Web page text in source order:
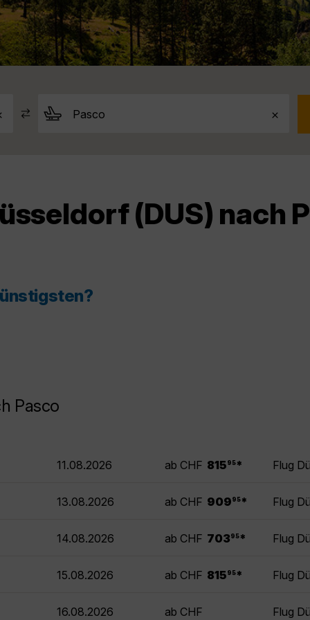
(DUS) nach
Pasco
11.08.2026 ab CHF 815 95 * Flug
13.08.2026 ab CHF 909 95 * Flug
14.08.2026 ab CHF 703 95 * Flug
15.08.2026 ab CHF 815 95 * Flug
16.08.2026
ab CHF
. Flug